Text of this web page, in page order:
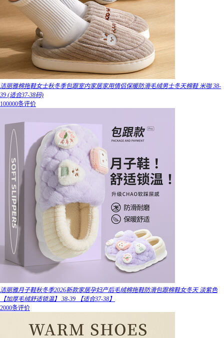
洁丽雅棉拖鞋女士秋冬季包跟室内家居家用情侣保暖防滑毛绒男士冬天棉鞋 米咖 38-
39 (适合37-38码)
100000条评价
洁丽雅月子鞋秋冬季2026新款家居孕妇产后毛绒棉拖鞋防滑包跟棉鞋女冬天 淡紫色
【加厚毛绒舒适锁温】 38-39 【适合37-38】
2000条评价